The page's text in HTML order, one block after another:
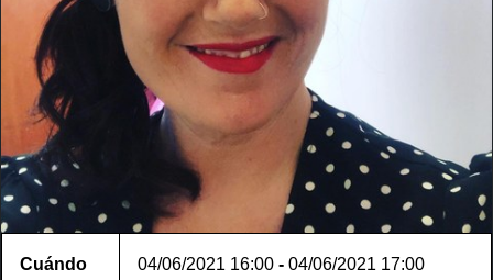
Cuándo 04/06/2021 16:00 - 04/06/2021 17:00